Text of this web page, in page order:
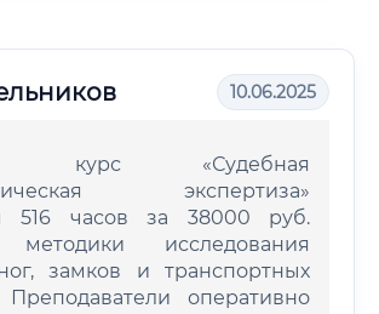
10.06.2025
курс «Судебная
экспертиза»
516 часов за 38000 руб.
методики исследования
замков и транспортных
Преподаватели оперативно